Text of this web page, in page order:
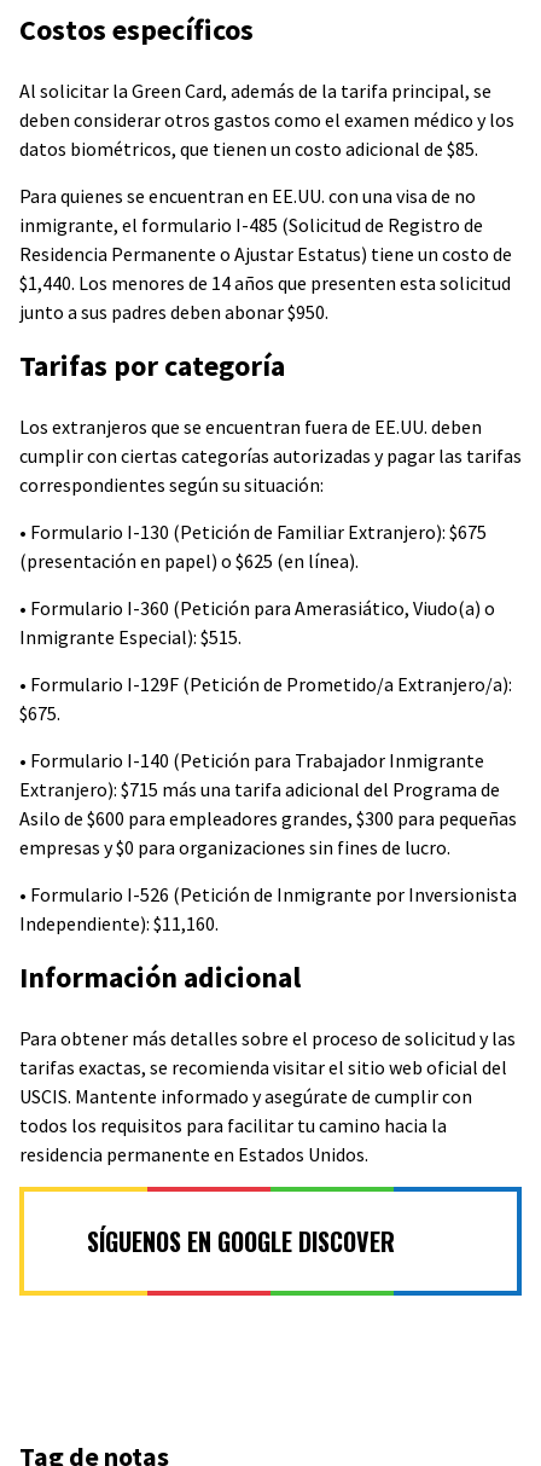
Costos específicos
Al solicitar la Green Card, además de la tarifa principal, se
deben considerar otros gastos como el examen médico y los
datos biométricos, que tienen un costo adicional de $85.
Para quienes se encuentran en EE.UU. con una visa de no
inmigrante, el formulario I-485 (Solicitud de Registro de
Residencia Permanente o Ajustar Estatus) tiene un costo de
$1,440. Los menores de 14 años que presenten esta solicitud
junto a sus padres deben abonar $950.
Tarifas por categoría
Los extranjeros que se encuentran fuera de EE.UU. deben
cumplir con ciertas categorías autorizadas y pagar las tarifas
correspondientes según su situación:
• Formulario I-130 (Petición de Familiar Extranjero): $675
(presentación en papel) o $625 (en línea).
• Formulario I-360 (Petición para Amerasiático, Viudo(a) o
Inmigrante Especial): $515.
• Formulario I-129F (Petición de Prometido/a Extranjero/a):
$675.
• Formulario I-140 (Petición para Trabajador Inmigrante
Extranjero): $715 más una tarifa adicional del Programa de
Asilo de $600 para empleadores grandes, $300 para pequeñas
empresas y $0 para organizaciones sin fines de lucro.
• Formulario I-526 (Petición de Inmigrante por Inversionista
Independiente): $11,160.
Información adicional
Para obtener más detalles sobre el proceso de solicitud y las
tarifas exactas, se recomienda visitar el sitio web oficial del
USCIS. Mantente informado y asegúrate de cumplir con
todos los requisitos para facilitar tu camino hacia la
residencia permanente en Estados Unidos.
SÍGUENOS EN GOOGLE DISCOVER
Tag de notas